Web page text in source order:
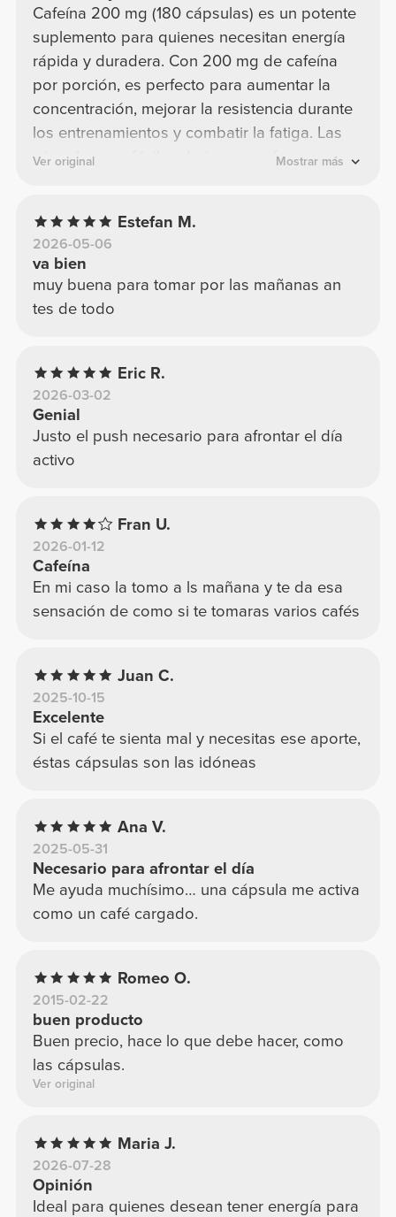
Cafeína 200 mg (180 cápsulas) es un potente
suplemento para quienes necesitan energía
rápida y duradera. Con 200 mg de cafeína
por porción, es perfecto para aumentar la
concentración, mejorar la resistencia durante
los entrenamientos y combatir la fatiga. Las
cápsulas son fáciles de tomar y ofrecen un
quienes buscan mejorar su productividad y
rendimiento! ⚡💪☕
Ver original Mostrar más
Estefan M.
2026-05-06
va bien
muy buena para tomar por las mañanas an
tes de todo
Eric R.
2026-03-02
Genial
Justo el push necesario para afrontar el día
activo
Fran U.
2026-01-12
Cafeína
En mi caso la tomo a ls mañana y te da esa
sensación de como si te tomaras varios cafés
Juan C.
2025-10-15
Excelente
Si el café te sienta mal y necesitas ese aporte,
éstas cápsulas son las idóneas
Ana V.
2025-05-31
Necesario para afrontar el día
Me ayuda muchísimo… una cápsula me activa
como un café cargado.
Romeo O.
2015-02-22
buen producto
Buen precio, hace lo que debe hacer, como
las cápsulas.
Ver original
Maria J.
2026-07-28
Opinión
Ideal para quienes desean tener energía para